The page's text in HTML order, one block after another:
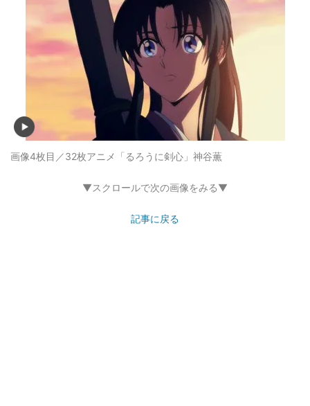
画像4枚目／32枚アニメ「るろうに剣心」神谷薫
▼スクロールで次の画像をみる▼
記事に戻る